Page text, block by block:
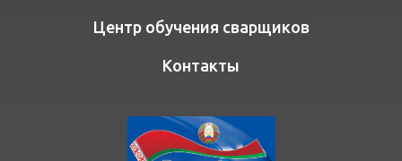
Центр обучения сварщиков
Контакты